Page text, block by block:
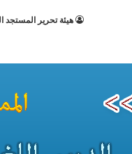
هيئة تحرير المستجد